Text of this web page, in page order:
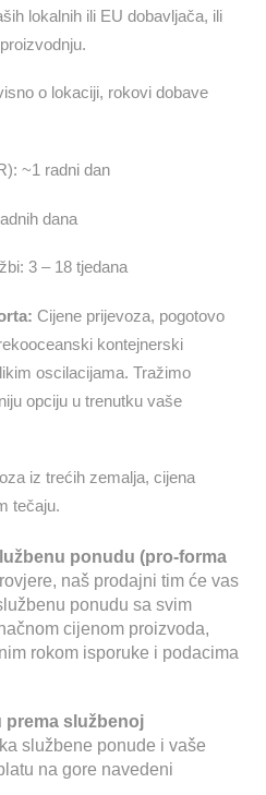
lokalnih ili EU dobavljača, ili
o lokaciji, rokovi dobave
~1 radni dan
dana
3 – 18 tjedana
Cijene prijevoza, pogotovo
kontejnerski
oscilacijama. Tražimo
opciju u trenutku vaše
iz trećih zemalja, cijena
tečaju.
ponudu (pro-forma
naš prodajni tim će vas
ponudu sa svim
cijenom proizvoda,
rokom isporuke i podacima
prema službenoj
službene ponude i vaše
na gore navedeni